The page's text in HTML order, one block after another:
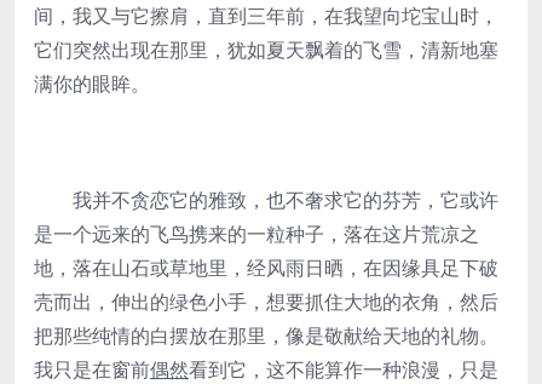
间，我又与它擦肩，直到三年前，在我望向坨宝山时，
它们突然出现在那里，犹如夏天飘着的飞雪，清新地塞
满你的眼眸。
我并不贪恋它的雅致，也不奢求它的芬芳，它或许
是一个远来的飞鸟携来的一粒种子，落在这片荒凉之
地，落在山石或草地里，经风雨日晒，在因缘具足下破
壳而出，伸出的绿色小手，想要抓住大地的衣角，然后
把那些纯情的白摆放在那里，像是敬献给天地的礼物。
我只是在窗前偶然看到它，这不能算作一种浪漫，只是